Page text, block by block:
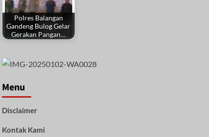
Polres Balangan
Gandeng Bulog Gelar
Gerakan Pangan…
Menu
Disclaimer
Kontak Kami